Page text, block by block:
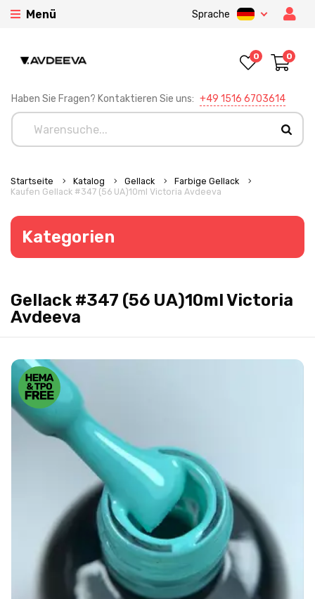
Menü Sprache
Haben Sie Fragen? Kontaktieren Sie uns: +49 1516 6703614
0 0
Startseite Katalog Gellack
Farbige Gellack
Kaufen Gellack #347 (56 UA)10ml Victoria Avdeeva
Kategorien
Gellack #347 (56 UA)10ml Victoria
Avdeeva